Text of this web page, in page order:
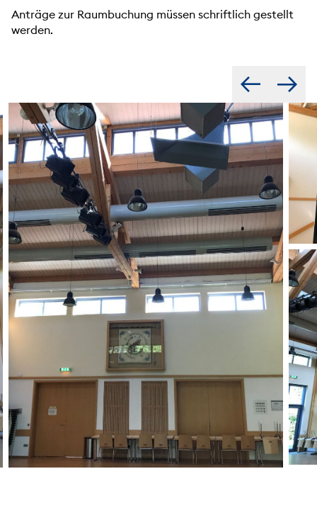
Anträge zur Raumbuchung müssen schriftlich gestellt
werden.